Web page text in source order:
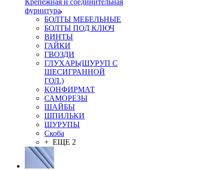
Крепежная и соединительная
фурнитура
БОЛТЫ МЕБЕЛЬНЫЕ
БОЛТЫ ПОД КЛЮЧ
ВИНТЫ
ГАЙКИ
ГВОЗДИ
ГЛУХАРЬ(ШУРУП С
ШЕСИГРАННОЙ
ГОЛ.)
КОНФИРМАТ
САМОРЕЗЫ
ШАЙБЫ
ШПИЛЬКИ
ШУРУПЫ
Скоба
+ ЕЩЕ 2